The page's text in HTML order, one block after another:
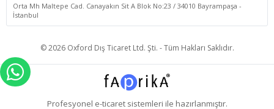
Orta Mh Maltepe Cad. Canayakın Sit A Blok No:23 / 34010 Bayrampaşa -
İstanbul
© 2026 Oxford Dış Ticaret Ltd. Şti. - Tüm Hakları Saklıdır.
Profesyonel e-ticaretsistemleri ile hazırlanmıştır.
WHATSAPP İLE SİPARİŞ VER